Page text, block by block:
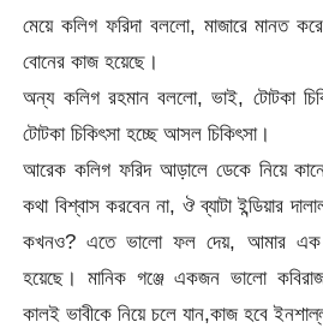
মেয়ে কলিগ ফরিদা বললো, মাজারে মানত
বোনের কাজ হয়েছে।
অন্য কলিগ রহমান বললো, ভাই, টোটকা
টোটকা চিকিৎসা হচ্ছে আসল চিকিৎসা।
আরেক কলিগ ফরিদ আড়ালে ডেকে নিয়ে
কথা বিশ্বাস করবেন না, ঔ ব্যাটা ইন্ডিয়ার
কখনও? এতে ভালো ফল দেয়, আমার এক
হয়েছে। মানিক গঞ্জে একজন ভালো
কালই ভাবীকে নিয়ে চলে যান,কাজ হবে